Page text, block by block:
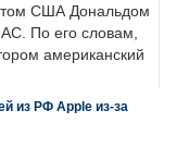
США Дональдом
По его словам,
американский
из РФ Apple из-за